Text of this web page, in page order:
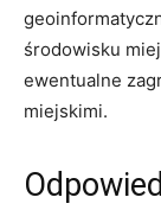
środowisku
ewentualne
miejskimi.